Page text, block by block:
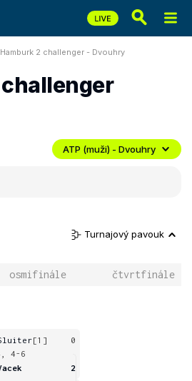
Hamburk 2 challenger - Dvouhry
ATP (muži) - Dvouhry
Turnajový pavouk
osmifinále čtvrtfinále
[1]
0
4-6
2